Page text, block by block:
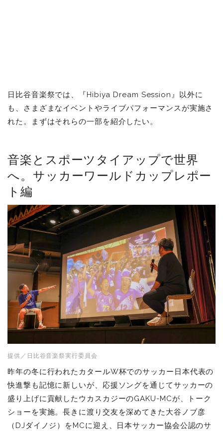
日比谷音楽祭では、『Hibiya Dream Session』以外に
も、さまざまなイベントやライブパフォーマンスが実施さ
れた。まずはそれらの一部を紹介したい。
音楽とスポーツタイアップで世界
へ。サッカーワールドカップレポー
ト編
提供／日比谷音楽祭実行委員会
昨年の冬に行われたカタールW杯でのサッカー日本代表の
快進撃も記憶に新しいが、応援ソングを通じてサッカーの
盛り上げに貢献したウカスカジーのGAKU-MCが、トーク
ショーを実施。長きに渡り交友を深めてきた大谷ノブ彦
（DJダイノジ）をMCに迎え、日本サッカー協会公認のサ